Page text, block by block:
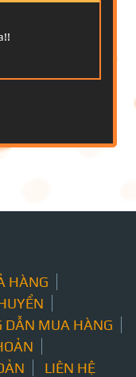
HÀNG
DẪN MUA HÀNG
LIÊN HỆ